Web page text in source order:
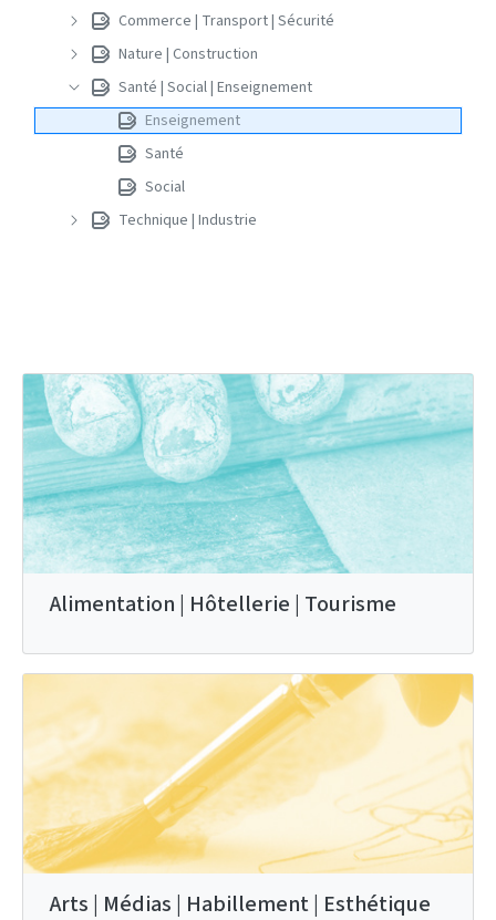
Commerce | Transport | Sécurité
Nature | Construction
Santé | Social | Enseignement
Enseignement
Santé
Social
Technique | Industrie
Alimentation | Hôtellerie | Tourisme
Arts | Médias | Habillement | Esthétique